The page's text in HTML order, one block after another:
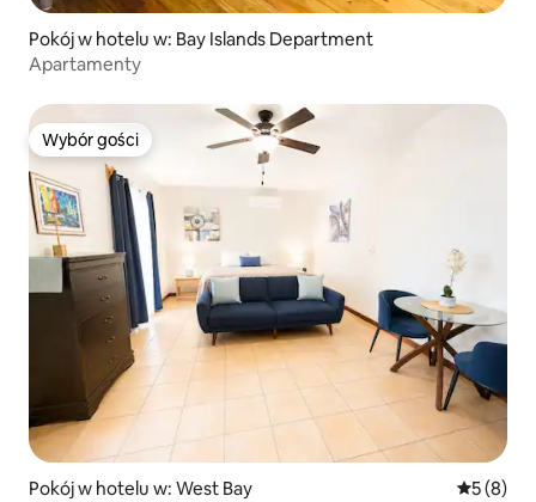
Pokój w hotelu w: Bay Islands Department
Apartamenty
Wybór gości
Wybór gości
Pokój w hotelu w: West Bay Średnia
5 (8)